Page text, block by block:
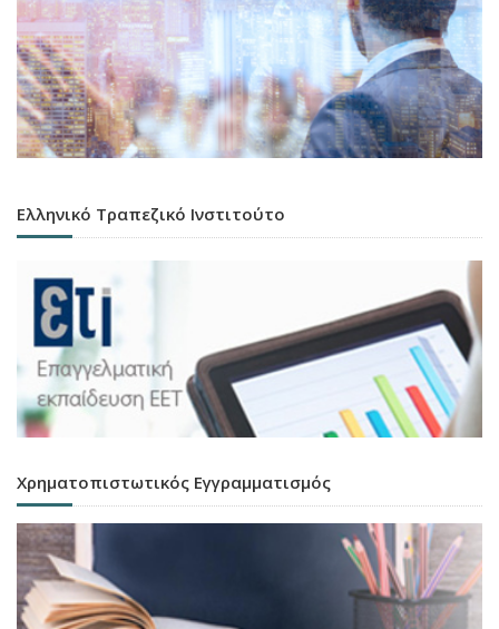
Ελληνικό Τραπεζικό Ινστιτούτο
Χρηματοπιστωτικός Εγγραμματισμός